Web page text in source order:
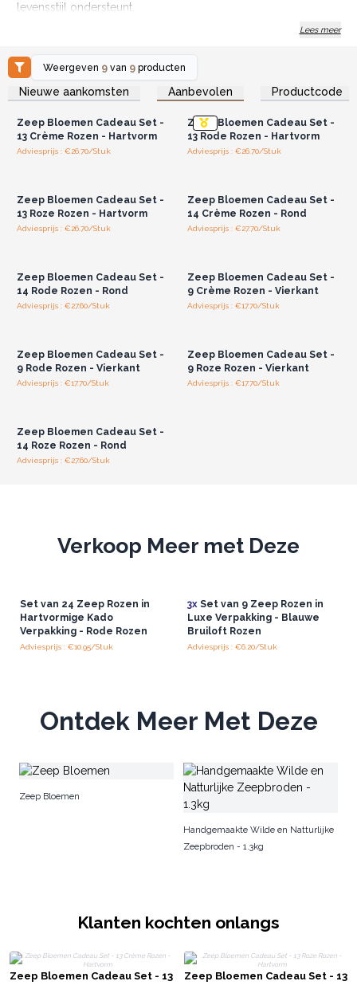
levensstijl ondersteunt.
Ze zijn geschikt voor diverse doeleinden, zoals
verfraaien van kamers met een zachte, rustgevende geur. Deze
boeketten zijn niet alleen esthetisch, maar ook praktisch en
trekken de aandacht van klanten. Voor retailers zijn deze
zeepbloemenboeketten beschikbaar tegen concurrerende
groothandelsprijzen, zodat je innovatieve en waardevolle
geschenkmogelijkheden aan klanten kunt aanbieden.
Belangrijkste Productkenmerken
1. Langdurige schoonheid met zeepbloemen die nooit
3. Stijlvolle dozen in hart-, ronde of vierkante vormen.
4. Perfect voor geschenken, decoraties of souvenirs.
5. Zachte en rustgevende geur voor elke ruimte.
8. Een uniek en memorabel cadeau.
Bestel nu om voorop te blijven lopen met dit unieke en
Lees meer
Weergeven 9 van 9 producten
Nieuwe aankomsten Aanbevolen Productcode
Log in of registreer u voor
groothandelsprijzen.
Zeep Bloemen Cadeau Set -
13 Crème Rozen - Hartvorm
Adviesprijs : €26.70/Stuk
Log in of registreer u voor
groothandelsprijzen.
Zeep Bloemen Cadeau Set -
13 Rode Rozen - Hartvorm
Adviesprijs : €26.70/Stuk
Zeep Bloemen Cadeau Set -
13 Roze Rozen - Hartvorm
Adviesprijs : €26.70/Stuk
Zeep Bloemen Cadeau Set -
14 Crème Rozen - Rond
Adviesprijs : €27.70/Stuk
Zeep Bloemen Cadeau Set -
14 Rode Rozen - Rond
Adviesprijs : €27.60/Stuk
Zeep Bloemen Cadeau Set -
9 Crème Rozen - Vierkant
Adviesprijs : €17.70/Stuk
Zeep Bloemen Cadeau Set -
9 Rode Rozen - Vierkant
Adviesprijs : €17.70/Stuk
Zeep Bloemen Cadeau Set -
9 Roze Rozen - Vierkant
Adviesprijs : €17.70/Stuk
Zeep Bloemen Cadeau Set -
14 Roze Rozen - Rond
Adviesprijs : €27.60/Stuk
Verkoop Meer met Deze
Set van 24 Zeep Rozen in
Hartvormige Kado
Verpakking - Rode Rozen
Adviesprijs : €10.95/Stuk
3xSet van 9 Zeep Rozen in
Luxe Verpakking - Blauwe
Bruiloft Rozen
Adviesprijs : €6.20/Stuk
Ontdek Meer Met Deze
Zeep Bloemen
Handgemaakte Wilde en Natturlijke
Zeepbroden - 1.3kg
Klanten kochten onlangs
Zeep Bloemen Cadeau Set - 13
Zeep Bloemen Cadeau Set - 13